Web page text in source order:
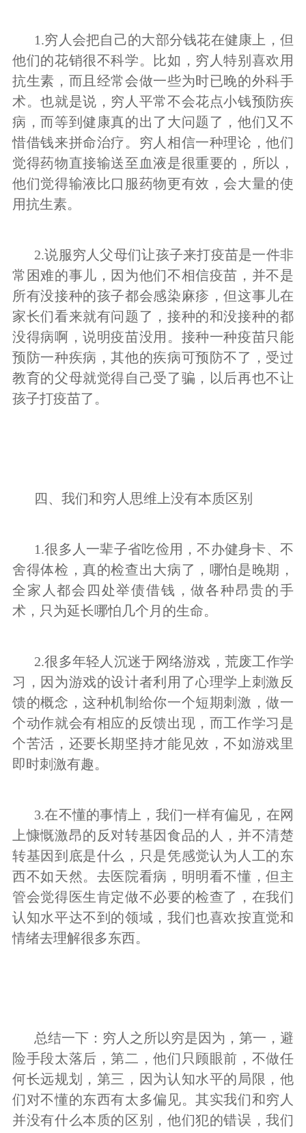
1.穷人会把自己的大部分钱花在健康上，但
他们的花销很不科学。比如，穷人特别喜欢用
抗生素，而且经常会做一些为时已晚的外科手
术。也就是说，穷人平常不会花点小钱预防疾
病，而等到健康真的出了大问题了，他们又不
惜借钱来拼命治疗。穷人相信一种理论，他们
觉得药物直接输送至血液是很重要的，所以，
他们觉得输液比口服药物更有效，会大量的使
用抗生素。
2.说服穷人父母们让孩子来打疫苗是一件非
常困难的事儿，因为他们不相信疫苗，并不是
所有没接种的孩子都会感染麻疹，但这事儿在
家长们看来就有问题了，接种的和没接种的都
没得病啊，说明疫苗没用。接种一种疫苗只能
预防一种疾病，其他的疾病可预防不了，受过
教育的父母就觉得自己受了骗，以后再也不让
孩子打疫苗了。
四、我们和穷人思维上没有本质区别
1.很多人一辈子省吃俭用，不办健身卡、不
舍得体检，真的检查出大病了，哪怕是晚期，
全家人都会四处举债借钱，做各种昂贵的手
术，只为延长哪怕几个月的生命。
2.很多年轻人沉迷于网络游戏，荒废工作学
习，因为游戏的设计者利用了心理学上刺激反
馈的概念，这种机制给你一个短期刺激，做一
个动作就会有相应的反馈出现，而工作学习是
个苦活，还要长期坚持才能见效，不如游戏里
即时刺激有趣。
3.在不懂的事情上，我们一样有偏见，在网
上慷慨激昂的反对转基因食品的人，并不清楚
转基因到底是什么，只是凭感觉认为人工的东
西不如天然。去医院看病，明明看不懂，但主
管会觉得医生肯定做不必要的检查了，在我们
认知水平达不到的领域，我们也喜欢按直觉和
情绪去理解很多东西。
总结一下：穷人之所以穷是因为，第一，避
险手段太落后，第二，他们只顾眼前，不做任
何长远规划，第三，因为认知水平的局限，他
们对不懂的东西有太多偏见。其实我们和穷人
并没有什么本质的区别，他们犯的错误，我们